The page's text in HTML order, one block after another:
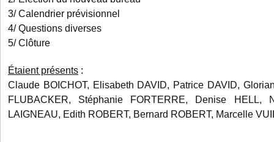
3/ Calendrier prévisionnel
4/ Questions diverses
5/ Clôture
Étaient présents :
Claude BOICHOT, Elisabeth DAVID, Patrice DAVID,
FLUBACKER, Stéphanie FORTERRE, Denise HELL,
LAIGNEAU, Edith ROBERT, Bernard ROBERT, Marcelle